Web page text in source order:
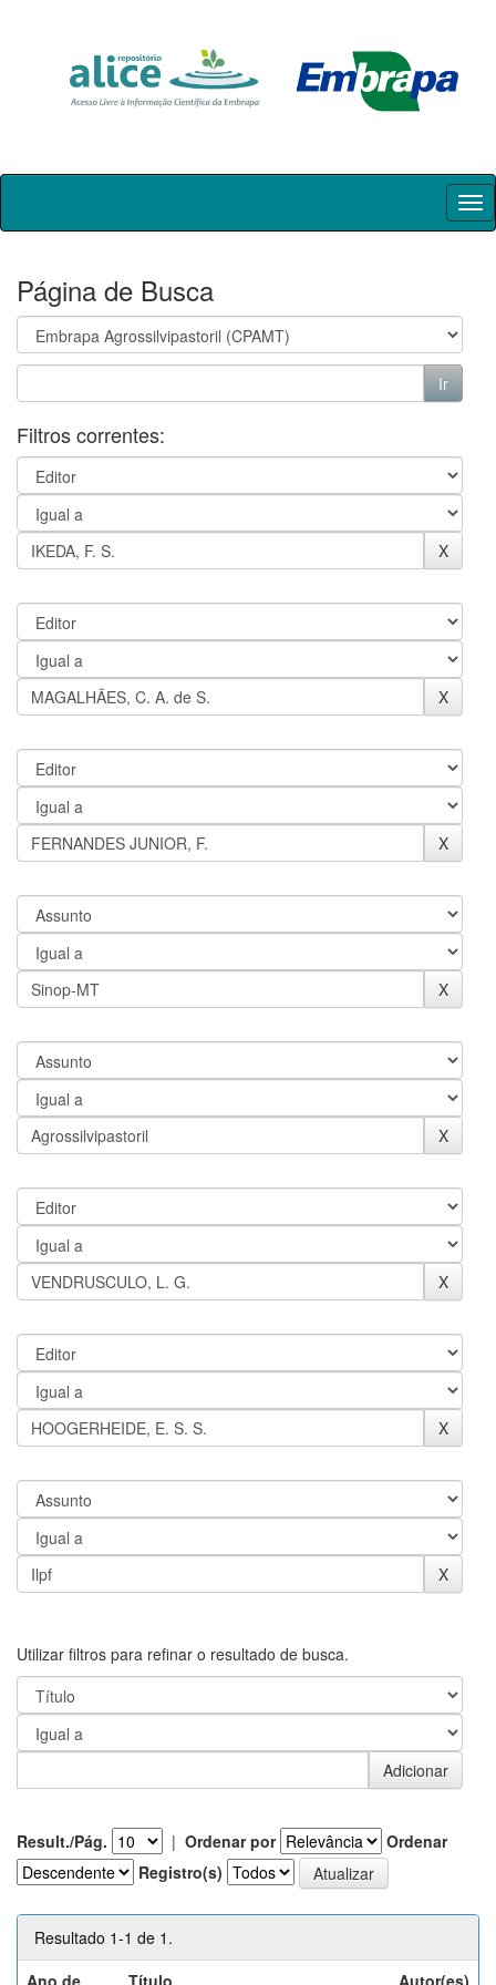
Skip
Página de Busca
Filtros correntes:
Utilizar filtros para refinar o resultado de busca.
Result./Pág. | Ordenar por
Ordenar
Registro(s)
Resultado 1-1 de 1.
Ano de
Título Autor(es)